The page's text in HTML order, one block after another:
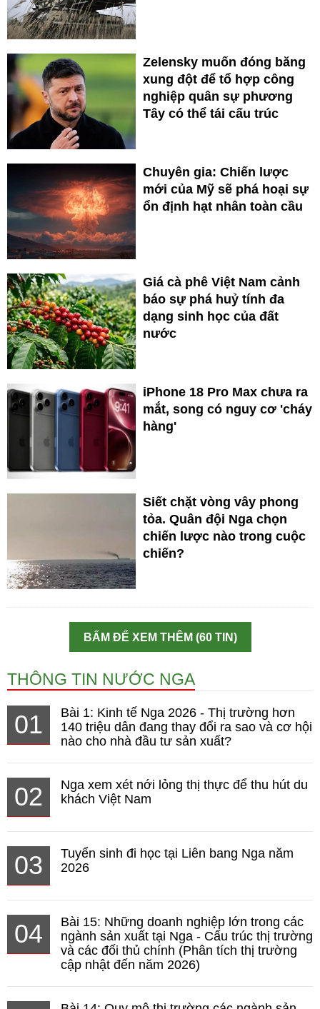
Zelensky muốn đóng băng
xung đột để tổ hợp công
nghiệp quân sự phương
Tây có thể tái cấu trúc
Chuyên gia: Chiến lược
mới của Mỹ sẽ phá hoại sự
ổn định hạt nhân toàn cầu
Giá cà phê Việt Nam cảnh
báo sự phá huỷ tính đa
dạng sinh học của đất
nước
iPhone 18 Pro Max chưa ra
mắt, song có nguy cơ 'cháy
hàng'
Siết chặt vòng vây phong
tỏa. Quân đội Nga chọn
chiến lược nào trong cuộc
chiến?
BẤM ĐỂ XEM THÊM (60 TIN)
THÔNG TIN NƯỚC NGA
01
Bài 1: Kinh tế Nga 2026 - Thị trường hơn
140 triệu dân đang thay đổi ra sao và cơ hội
nào cho nhà đầu tư sản xuất?
02
Nga xem xét nới lỏng thị thực để thu hút du
khách Việt Nam
03
Tuyển sinh đi học tại Liên bang Nga năm
2026
04
Bài 15: Những doanh nghiệp lớn trong các
ngành sản xuất tại Nga - Cấu trúc thị trường
và các đối thủ chính (Phân tích thị trường
cập nhật đến năm 2026)